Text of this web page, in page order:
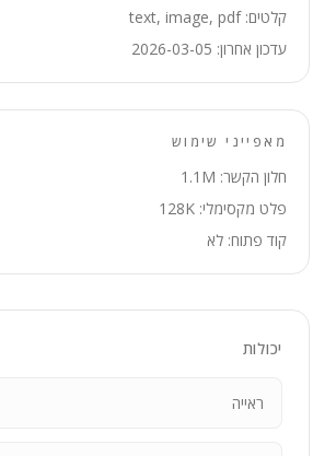
קלטים: text, image, pdf
עדכון אחרון: 2026-03-05
מאפייני שימוש
חלון הקשר: 1.1M
פלט מקסימלי: 128K
קוד פתוח: לא
יכולות
ראייה